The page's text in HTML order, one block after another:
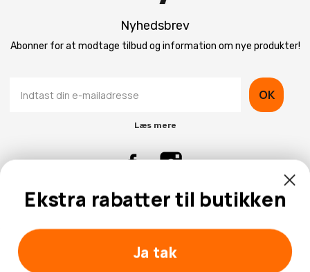
Nyhedsbrev
Abonner for at modtage tilbud og information om nye produkter!
OK
Læs mere
Kontaktinformation
Kundeservice
Ekstra rabatter til butikken
Ja tak